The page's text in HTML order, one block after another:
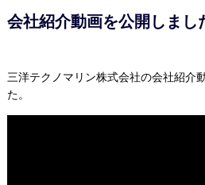
会社紹介動画を公開しまし
三洋テクノマリン株式会社の会社紹介
た。